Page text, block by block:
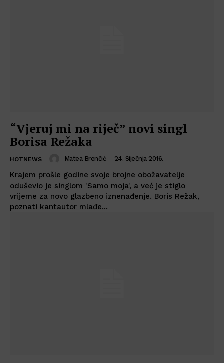
“Vjeruj mi na riječ” novi singl
Borisa Režaka
HOTNEWS Matea Brenčić - 24. Siječnja 2016.
Krajem prošle godine svoje brojne obožavatelje
oduševio je singlom 'Samo moja', a već je stiglo
vrijeme za novo glazbeno iznenađenje. Boris Režak,
poznati kantautor mlađe...